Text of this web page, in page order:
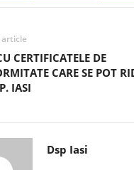
article
CERTIFICATELE DE
CARE SE POT
IASI
Dsp Iasi